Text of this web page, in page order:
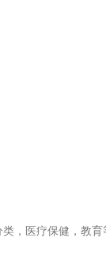
类，医疗保健，教育